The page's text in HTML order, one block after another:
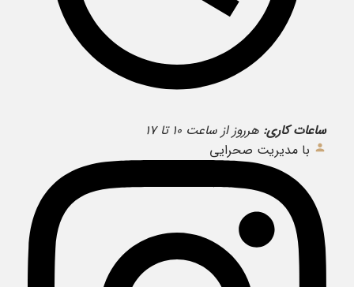
ساعات کاری: هرروز از ساعت ۱۰ تا ۱۷
با مدیریت صحرایی